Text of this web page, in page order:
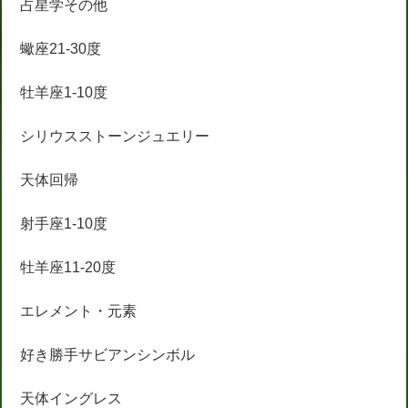
占星学その他
蠍座21-30度
牡羊座1-10度
シリウスストーンジュエリー
天体回帰
射手座1-10度
牡羊座11-20度
エレメント・元素
好き勝手サビアンシンボル
天体イングレス